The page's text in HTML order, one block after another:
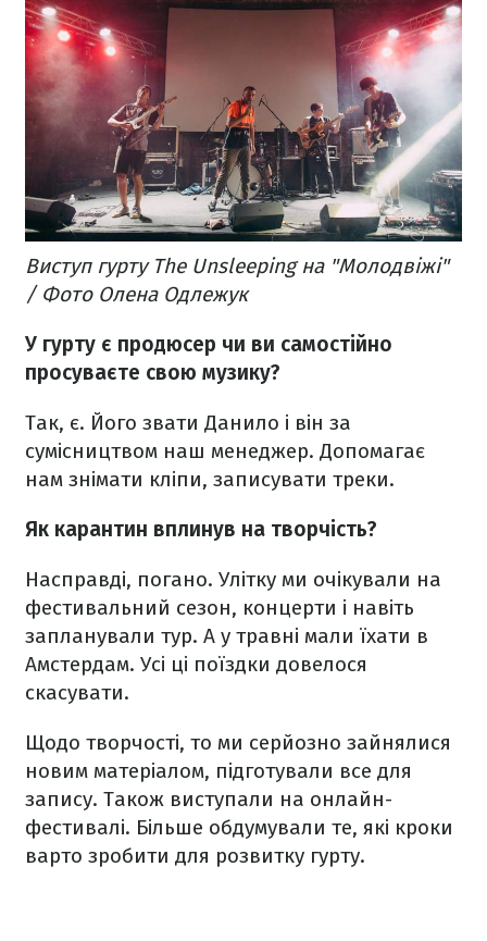
Виступ гурту The Unsleeping на "Молодвіжі"
/ Фото Олена Одлежук
У гурту є продюсер чи ви самостійно
просуваєте свою музику?
Так, є. Його звати Данило і він за
сумісництвом наш менеджер. Допомагає
нам знімати кліпи, записувати треки.
Як карантин вплинув на творчість?
Насправді, погано. Улітку ми очікували на
фестивальний сезон, концерти і навіть
запланували тур. А у травні мали їхати в
Амстердам. Усі ці поїздки довелося
скасувати.
Щодо творчості, то ми серйозно зайнялися
новим матеріалом, підготували все для
запису. Також виступали на онлайн-
фестивалі. Більше обдумували те, які кроки
варто зробити для розвитку гурту.